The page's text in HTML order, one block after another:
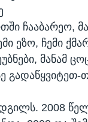
ჩააბარეო,
ეზო, ჩემი
მანამ
გადაწყვიტეთ-
2008